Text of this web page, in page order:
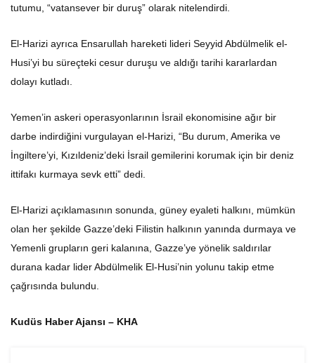
tutumu, “vatansever bir duruş” olarak nitelendirdi.
El-Harizi ayrıca Ensarullah hareketi lideri Seyyid Abdülmelik el-
Husi’yi bu süreçteki cesur duruşu ve aldığı tarihi kararlardan
dolayı kutladı.
Yemen’in askeri operasyonlarının İsrail ekonomisine ağır bir
darbe indirdiğini vurgulayan el-Harizi, “Bu durum, Amerika ve
İngiltere’yi, Kızıldeniz’deki İsrail gemilerini korumak için bir deniz
ittifakı kurmaya sevk etti” dedi.
El-Harizi açıklamasının sonunda, güney eyaleti halkını, mümkün
olan her şekilde Gazze’deki Filistin halkının yanında durmaya ve
Yemenli grupların geri kalanına, Gazze’ye yönelik saldırılar
durana kadar lider Abdülmelik El-Husi’nin yolunu takip etme
çağrısında bulundu.
Kudüs Haber Ajansı – KHA